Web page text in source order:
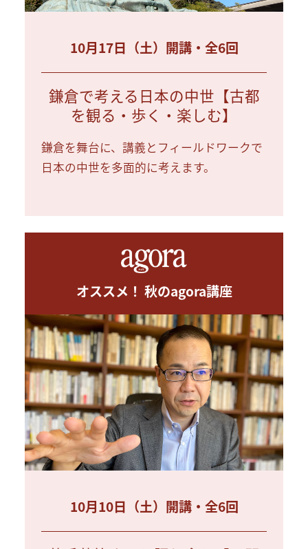
10月17日（土）開講・全6回
鎌倉で考える日本の中世【古都
を観る・歩く・楽しむ】
鎌倉を舞台に、講義とフィールドワークで
日本の中世を多面的に考えます。
オススメ！ 秋のagora講座
10月10日（土）開講・全6回